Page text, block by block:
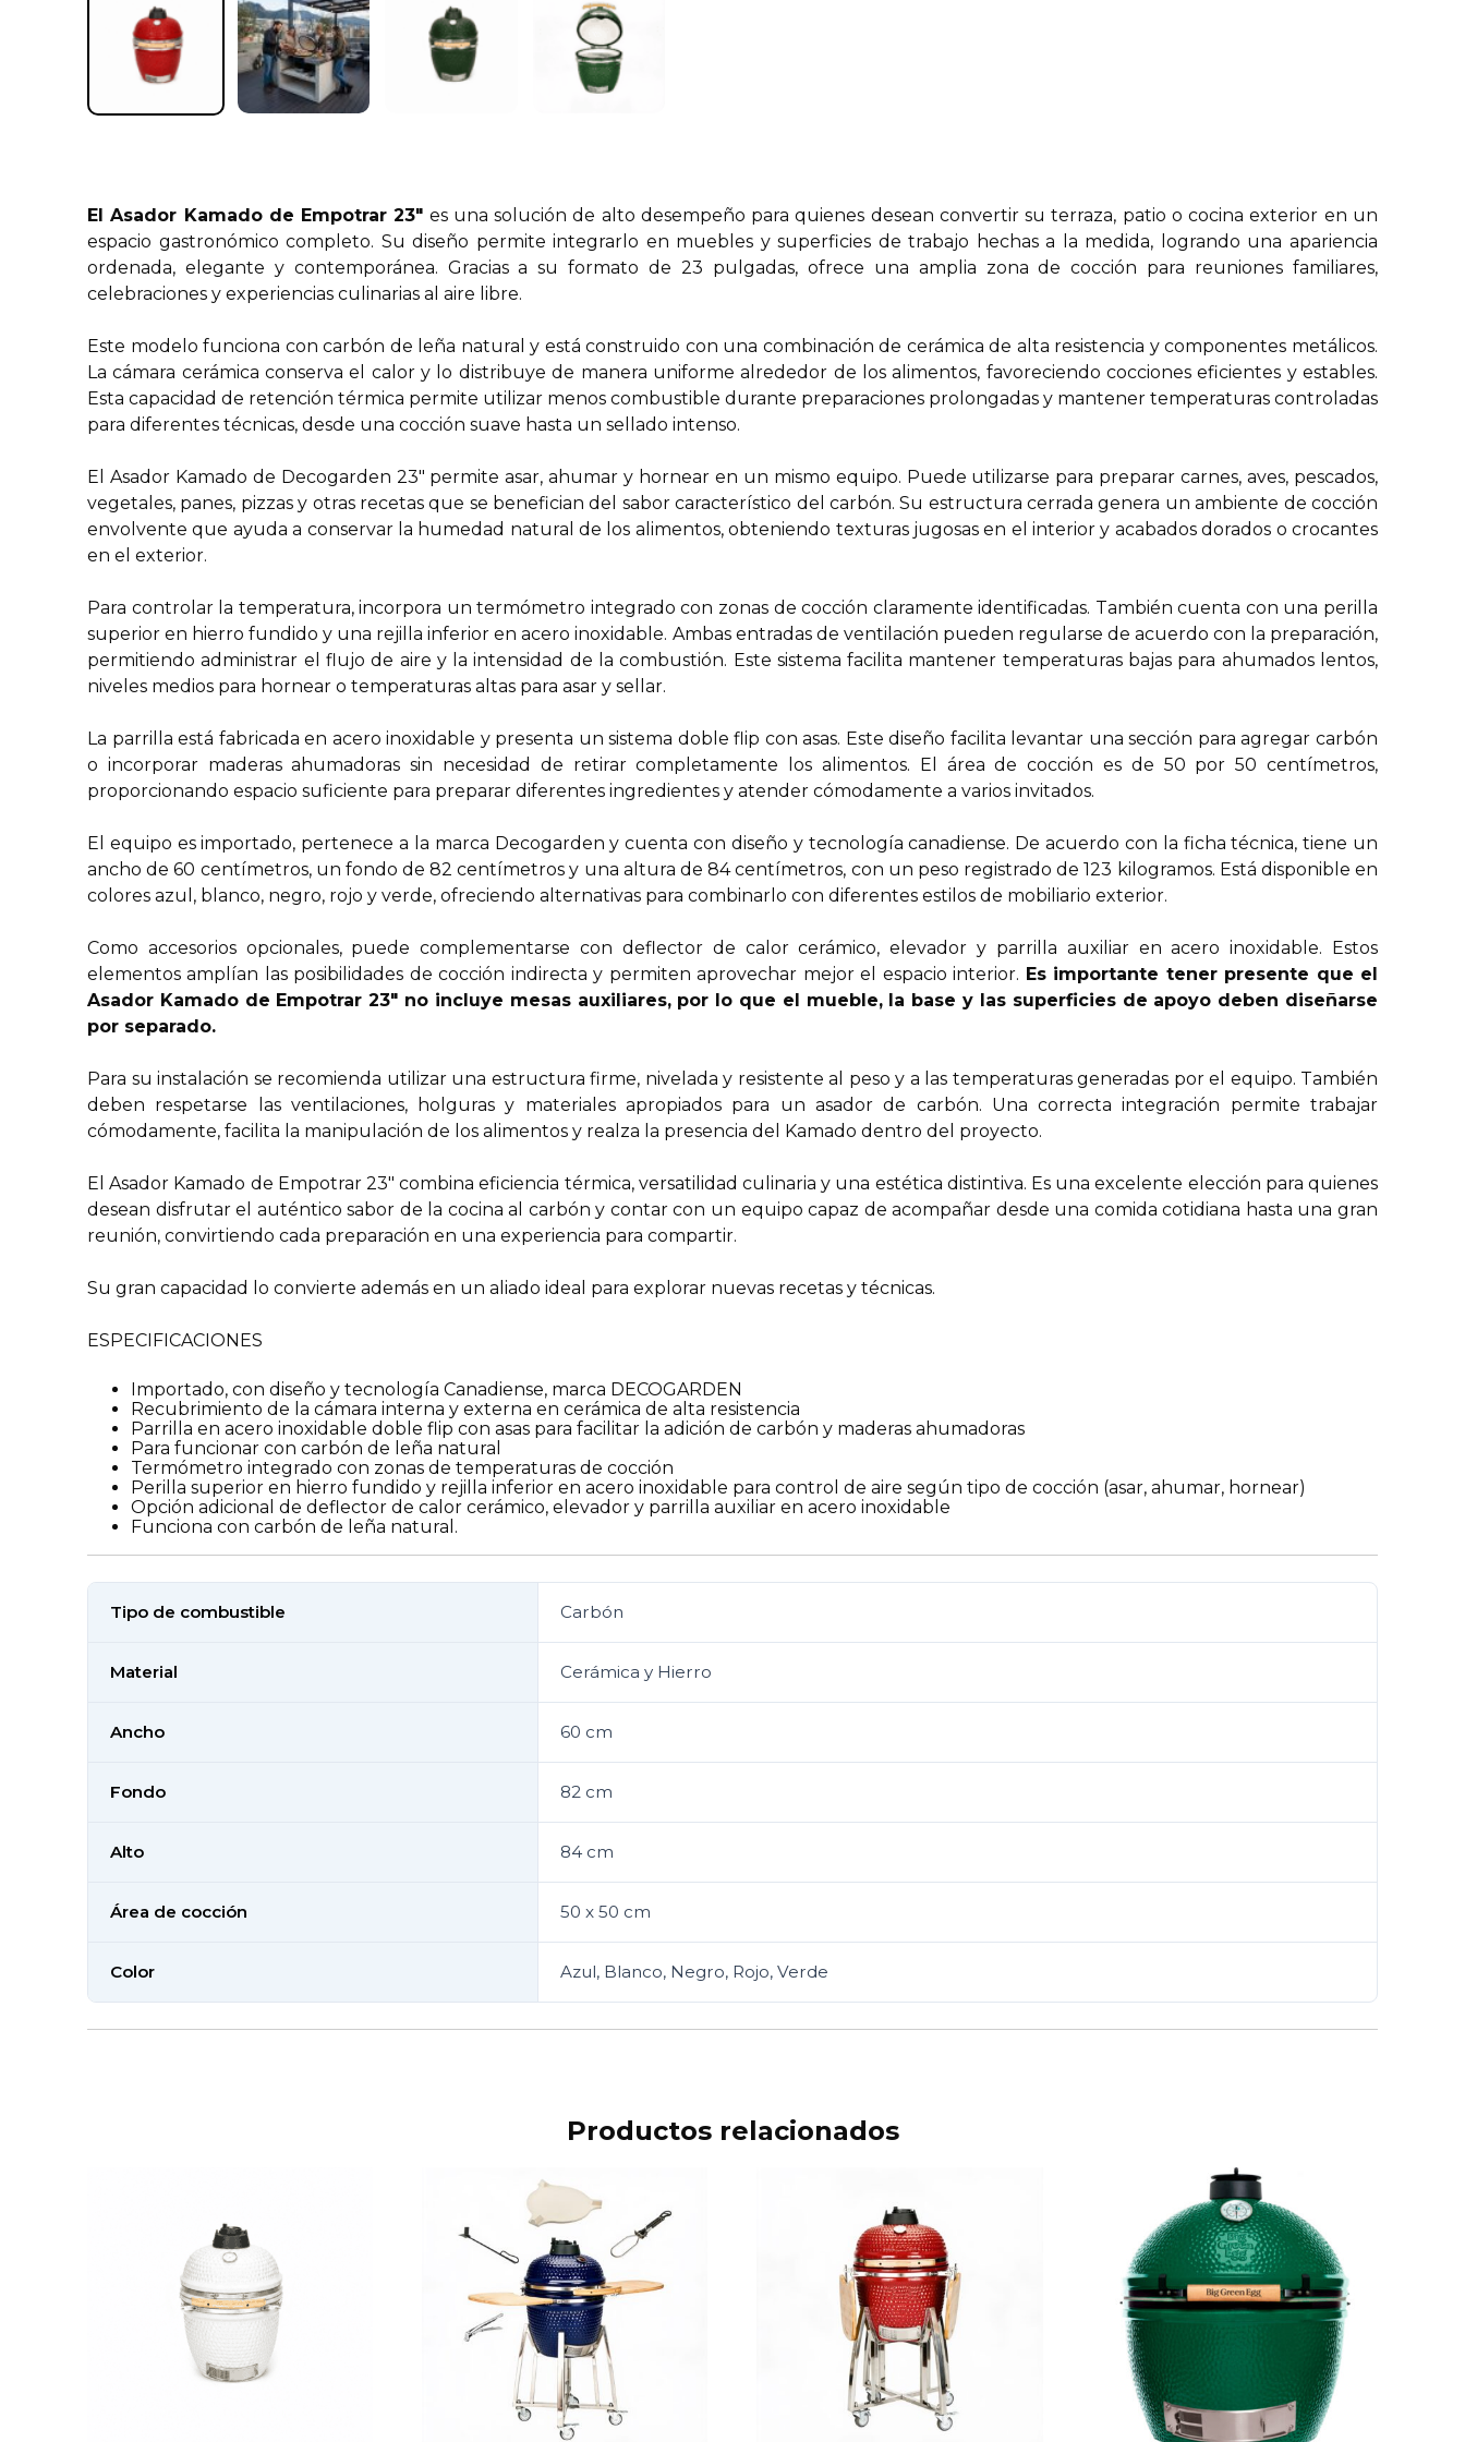
El Asador Kamado de Empotrar 23″ es una solución de alto desempeño para quienes desean convertir su terraza, patio o cocina exterior en un
espacio gastronómico completo. Su diseño permite integrarlo en muebles y superficies de trabajo hechas a la medida, logrando una apariencia
ordenada, elegante y contemporánea. Gracias a su formato de 23 pulgadas, ofrece una amplia zona de cocción para reuniones familiares,
celebraciones y experiencias culinarias al aire libre.
Este modelo funciona con carbón de leña natural y está construido con una combinación de cerámica de alta resistencia y componentes metálicos.
La cámara cerámica conserva el calor y lo distribuye de manera uniforme alrededor de los alimentos, favoreciendo cocciones eficientes y estables.
Esta capacidad de retención térmica permite utilizar menos combustible durante preparaciones prolongadas y mantener temperaturas controladas
para diferentes técnicas, desde una cocción suave hasta un sellado intenso.
El Asador Kamado de Decogarden 23″ permite asar, ahumar y hornear en un mismo equipo. Puede utilizarse para preparar carnes, aves, pescados,
vegetales, panes, pizzas y otras recetas que se benefician del sabor característico del carbón. Su estructura cerrada genera un ambiente de cocción
envolvente que ayuda a conservar la humedad natural de los alimentos, obteniendo texturas jugosas en el interior y acabados dorados o crocantes
en el exterior.
Para controlar la temperatura, incorpora un termómetro integrado con zonas de cocción claramente identificadas. También cuenta con una perilla
superior en hierro fundido y una rejilla inferior en acero inoxidable. Ambas entradas de ventilación pueden regularse de acuerdo con la preparación,
permitiendo administrar el flujo de aire y la intensidad de la combustión. Este sistema facilita mantener temperaturas bajas para ahumados lentos,
niveles medios para hornear o temperaturas altas para asar y sellar.
La parrilla está fabricada en acero inoxidable y presenta un sistema doble flip con asas. Este diseño facilita levantar una sección para agregar carbón
o incorporar maderas ahumadoras sin necesidad de retirar completamente los alimentos. El área de cocción es de 50 por 50 centímetros,
proporcionando espacio suficiente para preparar diferentes ingredientes y atender cómodamente a varios invitados.
El equipo es importado, pertenece a la marca Decogarden y cuenta con diseño y tecnología canadiense. De acuerdo con la ficha técnica, tiene un
ancho de 60 centímetros, un fondo de 82 centímetros y una altura de 84 centímetros, con un peso registrado de 123 kilogramos. Está disponible en
colores azul, blanco, negro, rojo y verde, ofreciendo alternativas para combinarlo con diferentes estilos de mobiliario exterior.
Como accesorios opcionales, puede complementarse con deflector de calor cerámico, elevador y parrilla auxiliar en acero inoxidable. Estos
elementos amplían las posibilidades de cocción indirecta y permiten aprovechar mejor el espacio interior. Es importante tener presente que el
Asador Kamado de Empotrar 23″ no incluye mesas auxiliares, por lo que el mueble, la base y las superficies de apoyo deben diseñarse
por separado.
Para su instalación se recomienda utilizar una estructura firme, nivelada y resistente al peso y a las temperaturas generadas por el equipo. También
deben respetarse las ventilaciones, holguras y materiales apropiados para un asador de carbón. Una correcta integración permite trabajar
cómodamente, facilita la manipulación de los alimentos y realza la presencia del Kamado dentro del proyecto.
El Asador Kamado de Empotrar 23″ combina eficiencia térmica, versatilidad culinaria y una estética distintiva. Es una excelente elección para quienes
desean disfrutar el auténtico sabor de la cocina al carbón y contar con un equipo capaz de acompañar desde una comida cotidiana hasta una gran
reunión, convirtiendo cada preparación en una experiencia para compartir.
Su gran capacidad lo convierte además en un aliado ideal para explorar nuevas recetas y técnicas.
ESPECIFICACIONES
Importado, con diseño y tecnología Canadiense, marca DECOGARDEN
Recubrimiento de la cámara interna y externa en cerámica de alta resistencia
Parrilla en acero inoxidable doble flip con asas para facilitar la adición de carbón y maderas ahumadoras
Para funcionar con carbón de leña natural
Termómetro integrado con zonas de temperaturas de cocción
Perilla superior en hierro fundido y rejilla inferior en acero inoxidable para control de aire según tipo de cocción (asar, ahumar, hornear)
Opción adicional de deflector de calor cerámico, elevador y parrilla auxiliar en acero inoxidable
Funciona con carbón de leña natural.
Tipo de combustible Carbón
Material Cerámica y Hierro
Ancho 60 cm
Fondo 82 cm
Alto 84 cm
Área de cocción 50 x 50 cm
Color Azul, Blanco, Negro, Rojo, Verde
Productos relacionados